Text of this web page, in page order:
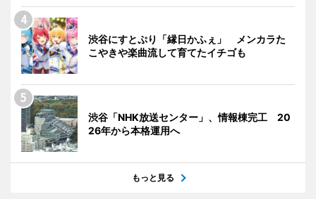
渋谷にすとぷり「縁日かふぇ」 メンカラた
こやきや楽曲流して育てたイチゴも
渋谷「NHK放送センター」、情報棟完工 20
26年から本格運用へ
もっと見る